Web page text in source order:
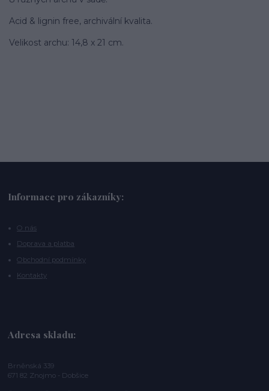
Acid & lignin free, archivální kvalita.
Velikost archu: 14,8 x 21 cm.
Informace pro zákazníky:
O nás
Doprava a platba
Obchodní podmínky
Kontakty
Adresa skladu:
Brněnská 339
671 82 Znojmo - Dobšice